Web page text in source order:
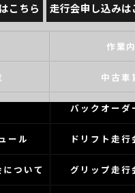
こちら 走行会申し込みは
作業
中古車
バックオーダ
ール ドリフト走行
ついて グリップ走行